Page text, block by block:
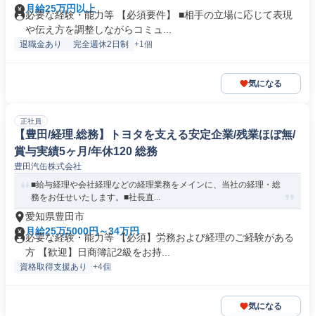
月給25万円以上
必要な経験・能力等 【必須要件】 ■相手の立場に応じて表現
や伝え方を調整しながらコミュ...
退職金あり 完全週休2日制 +1個
気になる
正社員
【豊田/経理.総務】トヨタを支える安定企業/残業ほぼ無/
賞与実績5ヶ月/年休120 総務
豊田汽缶株式会社
■給与経理や会社経理などの経理業務をメインに、当社の経理・総
務をお任せいたします。■社長直...
愛知県豊田市
月給25万5000円～34万円
必要な経験・能力等 【必須】労務および経理のご経験がある
方 【歓迎】日商簿記2級をお持...
資格取得支援あり +4個
気になる